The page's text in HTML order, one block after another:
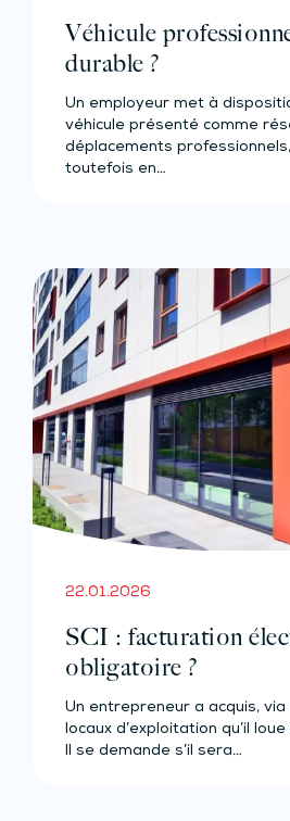
Véhicule
durable ?
Un employeur met à
véhicule présenté comme
déplacements professionnels,
toutefois en…
22.01.2026
SCI : facturation
obligatoire ?
Un entrepreneur a acquis, via
locaux d’exploitation qu’il
Il se demande s’il sera…